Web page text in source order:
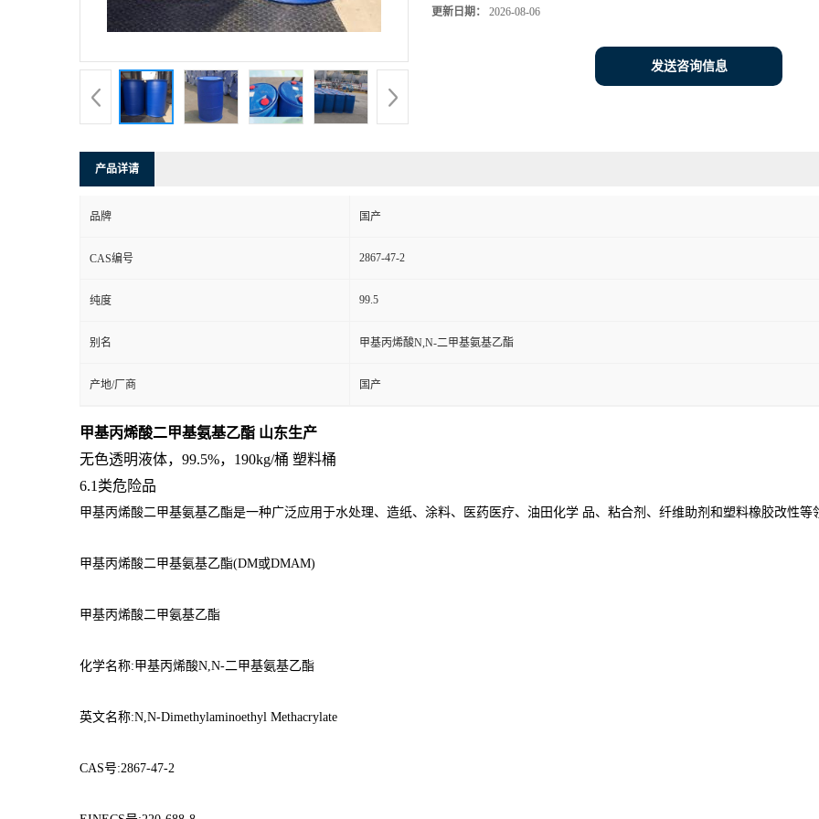
更新日期： 2026-08-06
发送咨询信息
产品详请
品牌 国产
CAS编号 2867-47-2
纯度 99.5
别名 甲基丙烯酸N,N-二甲基氨基乙酯
产地/厂商 国产
甲基丙烯酸二甲基氨基乙酯 山东生产
无色透明液体，99.5%，190kg/桶 塑料桶
6.1类危险品
甲基丙烯酸二甲基氨基乙酯是一种广泛应用于水处理、造纸、涂料、医药医疗、油田化学 品、粘合剂、纤维助剂和塑料橡胶改性等
甲基丙烯酸二甲基氨基乙酯(DM或DMAM)
甲基丙烯酸二甲氨基乙酯
化学名称:甲基丙烯酸N,N-二甲基氨基乙酯
英文名称:N,N-Dimethylaminoethyl Methacrylate
CAS号:2867-47-2